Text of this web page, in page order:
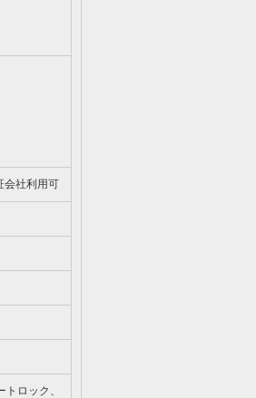
会社利用可
ロック、